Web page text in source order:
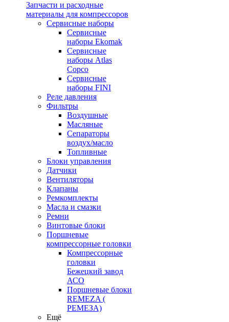
Запчасти и расходные
материалы для компрессоров
Cервисные наборы
Сервисные
наборы Ekomak
Cервисные
наборы Atlas
Copco
Сервисные
наборы FINI
Реле давления
Фильтры
Воздушные
Масляные
Сепараторы
воздух/масло
Топливные
Блоки управления
Датчики
Вентиляторы
Клапаны
Ремкомплекты
Масла и смазки
Ремни
Винтовые блоки
Поршневые
компрессорные головки
Компрессорные
головки
Бежецкий завод
АСО
Поршневые блоки
REMEZA (
РЕМЕЗА)
Ещё